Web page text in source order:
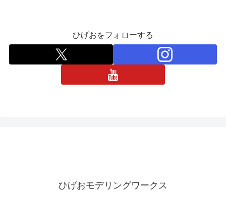
ひげおをフォローする
ひげおモデリングワークス